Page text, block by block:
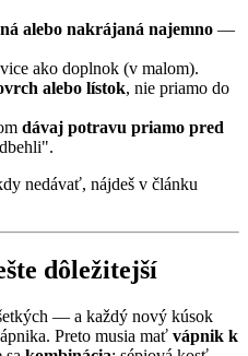
alebo nakrájaná najemno —
ako doplnok (v malom).
alebo lístok, nie priamo do
dávaj potravu priamo pred
nedávať, nájdeš v článku
dôležitejší
— a každý nový kúsok
Preto musia mať vápnik k